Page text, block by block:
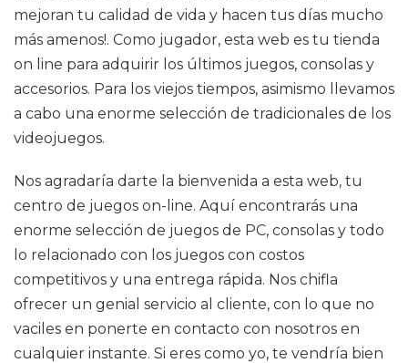
mejoran tu calidad de vida y hacen tus días mucho
más amenos!. Como jugador, esta web es tu tienda
on line para adquirir los últimos juegos, consolas y
accesorios. Para los viejos tiempos, asimismo llevamos
a cabo una enorme selección de tradicionales de los
videojuegos.
Nos agradaría darte la bienvenida a esta web, tu
centro de juegos on-line. Aquí encontrarás una
enorme selección de juegos de PC, consolas y todo
lo relacionado con los juegos con costos
competitivos y una entrega rápida. Nos chifla
ofrecer un genial servicio al cliente, con lo que no
vaciles en ponerte en contacto con nosotros en
cualquier instante. Si eres como yo, te vendría bien